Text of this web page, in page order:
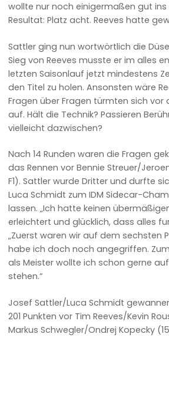
wollte nur noch einigermaßen gut ins
Resultat: Platz acht. Reeves hatte
Sattler ging nun wortwörtlich die
Sieg von Reeves musste er im alles
letzten Saisonlauf jetzt mindestens
den Titel zu holen. Ansonsten wäre
Fragen über Fragen türmten sich vor
auf. Hält die Technik? Passieren
vielleicht dazwischen?
Nach 14 Runden waren die Fragen
das Rennen vor Bennie Streuer/
F1). Sattler wurde Dritter und durfte
Luca Schmidt zum IDM Sidecar-
lassen. „Ich hatte keinen
erleichtert und glücklich, dass alles
„Zuerst waren wir auf dem sechsten
habe ich doch noch angegriffen.
als Meister wollte ich schon gerne
stehen.“
Josef Sattler/Luca Schmidt
201 Punkten vor Tim Reeves/Kevin
Markus Schwegler/Ondrej Kopecky